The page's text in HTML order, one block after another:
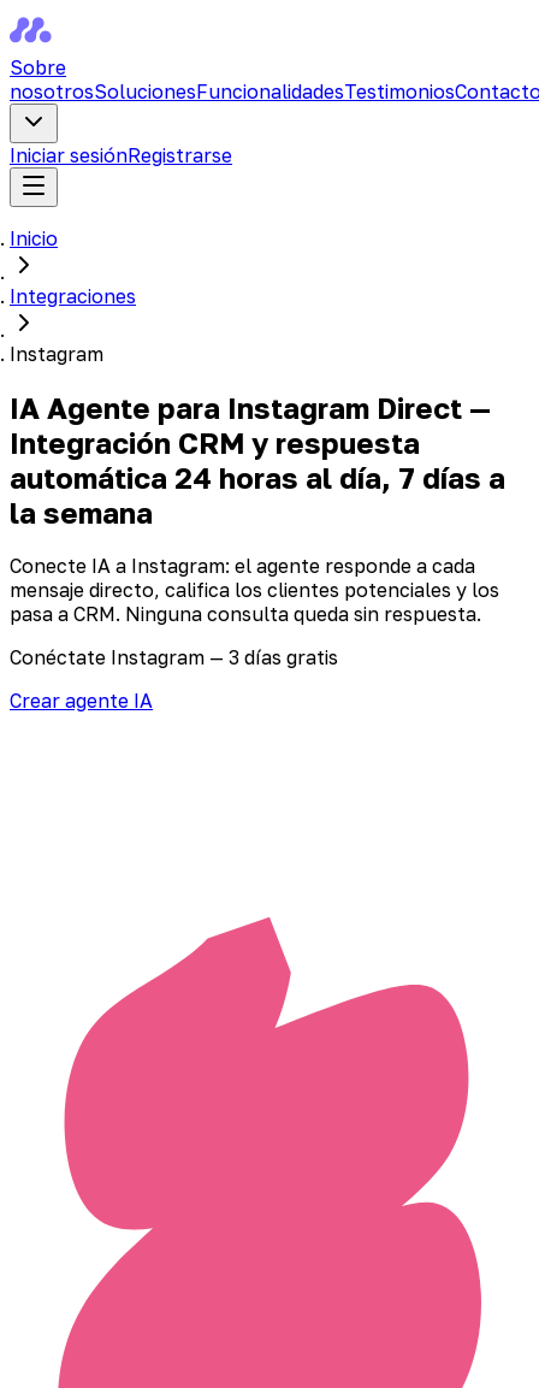
Sobre
nosotrosSolucionesFuncionalidadesTestimonios
Iniciar sesiónRegistrarse
Inicio
Integraciones
Instagram
IA Agente para Instagram Direct —
Integración CRM y respuesta
automática 24 horas al día, 7 días a
la semana
Conecte IA a Instagram: el agente responde a cada
mensaje directo, califica los clientes potenciales y los
pasa a CRM. Ninguna consulta queda sin respuesta.
Conéctate Instagram — 3 días gratis
Crear agente IA